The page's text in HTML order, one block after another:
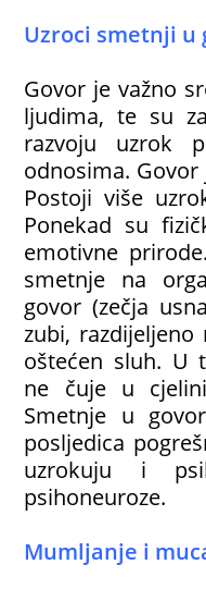
Uzroci smetnji u
Govor je važno
ljudima, te su
razvoju uzrok
odnosima. Govor
Postoji više
Ponekad su
emotivne
smetnje na
govor (zečja
zubi,
oštećen sluh. U
ne čuje u
Smetnje u
posljedica
uzrokuju i
psihoneuroze.
Mumljanje i